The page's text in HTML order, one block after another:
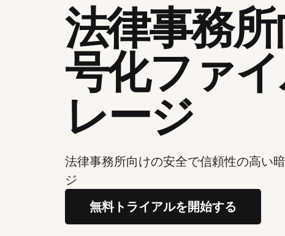
法律事務
号化ファ
レージ
法律事務所向けの安全で信頼性の高い
ジ
無料トライアルを開始する